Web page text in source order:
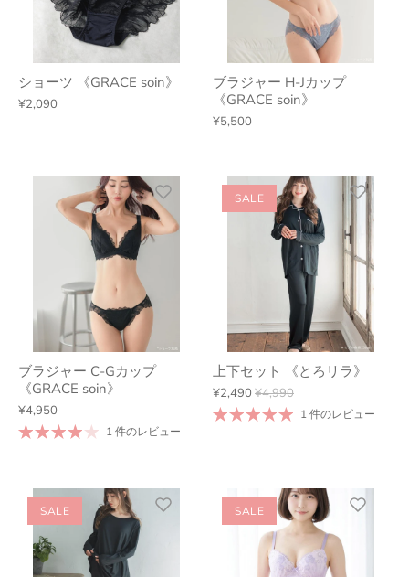
ショーツ 《GRACE soin》
¥2,090
ブラジャー H-Jカップ
《GRACE soin》
¥5,500
ブラジャー C-Gカップ
《GRACE soin》
¥4,950
1 件のレビュー
SALE
上下セット 《とろリラ》
¥2,490 ¥4,990
1 件のレビュー
SALE SALE